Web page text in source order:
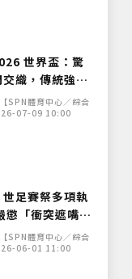
世界盃：驚
織，傳統強權
六強
SPN體育中心／綜合
07-09 10:00
足賽祭多項執
懲「衝突遮嘴」
SPN體育中心／綜合
06-01 11:00